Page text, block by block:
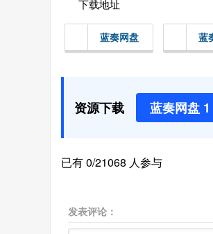
下载地址
蓝奏网盘 蓝
资源下载 蓝奏网盘 1
已有 0/21068 人参与
发表评论：